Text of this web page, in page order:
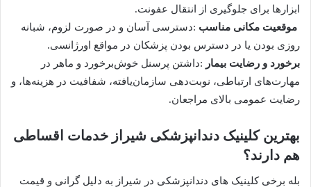
ابزارها برای جلوگیری از انتقال عفونت.
موقعیت مکانی مناسب :دسترسی آسان و در صورت لزوم، شبانه
روزی بودن یا در دسترس بودن پزشکان در مواقع اورژانسی.
برخورد و رضایت بیمار :داشتن پرسنل خوش‌برخورد و ماهر در
مهارت‌های ارتباطی، نوبت‌دهی سازمان‌یافته، شفافیت در هزینه‌ها، و
رضایت عمومی بالای مراجعان.
بهترین کلینیک دندانپزشکی شیراز خدمات اقساطی
هم دارند؟
بله برخی کلینیک های دندانپزشکی در شیراز به دلیل گرانی و قیمت